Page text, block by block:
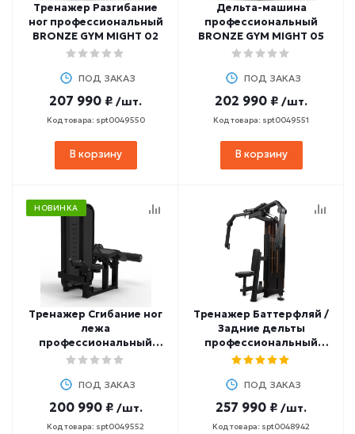
Тренажер Разгибание
ног профессиональный
BRONZE GYM MIGHT 02
ПОД ЗАКАЗ
207 990 ₽ /шт.
Код товара: spt0049550
В корзину
Дельтa-машина
профессиональный
BRONZE GYM MIGHT 05
ПОД ЗАКАЗ
202 990 ₽ /шт.
Код товара: spt0049551
В корзину
НОВИНКА
Тренажер Сгибание ног
лежа
профессиональный
BRONZE GYM MIGHT 01
ПОД ЗАКАЗ
200 990 ₽ /шт.
Код товара: spt0049552
Тренажер Баттерфляй /
Задние дельты
профессиональный
BRONZE GYM PARTNER
ПОД ЗАКАЗ
257 990 ₽ /шт.
Код товара: spt0048942